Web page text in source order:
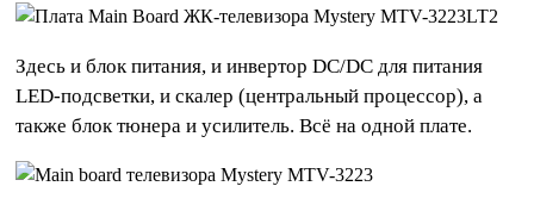
Здесь и блок питания, и инвертор DC/DC для питания
LED-подсветки, и скалер (центральный процессор), а
также блок тюнера и усилитель. Всё на одной плате.